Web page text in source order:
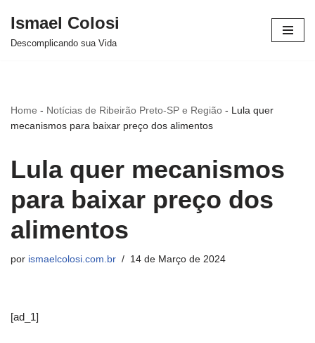
Avançar
Ismael Colosi
Descomplicando sua Vida
Home - Notícias de Ribeirão Preto-SP e Região - Lula quer
mecanismos para baixar preço dos alimentos
Lula quer mecanismos
para baixar preço dos
alimentos
por ismaelcolosi.com.br 14 de Março de 2024
[ad_1]